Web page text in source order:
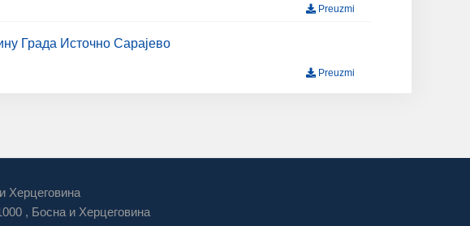
Preuzmi
Града Источно Сарајево
Preuzmi
Херцеговина
, Босна и Херцеговина